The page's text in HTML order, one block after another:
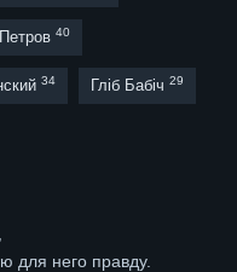
40
34 Гліб Бабіч 29
для него правду.